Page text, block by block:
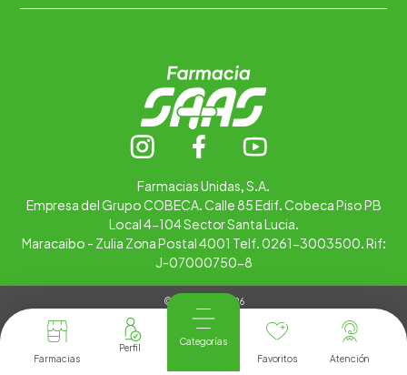
Farmacias
Categorías
Favoritos
Atención
Farmacias Unidas, S.A.
Empresa del Grupo COBECA. Calle 85 Edif. Cobeca Piso PB
Local 4-104 Sector Santa Lucia.
Maracaibo - Zulia Zona Postal 4001 Telf. 0261-3003500. Rif:
J-07000750-8
© Copyright 2026
Tienda Virtual desarrollada por
Tecnología